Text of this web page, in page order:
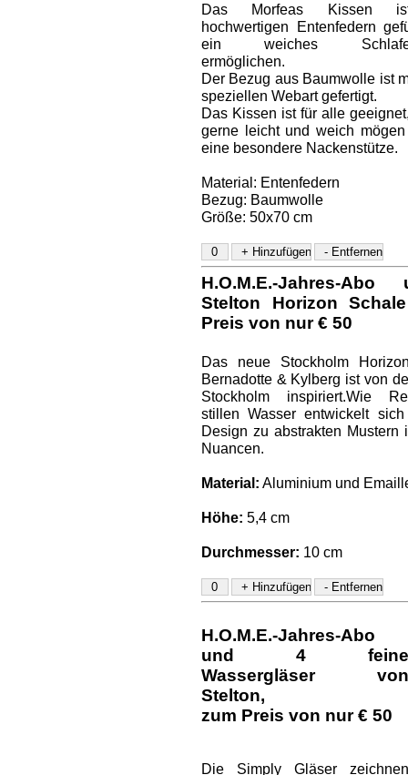
Das Morfeas Kissen
hochwertigen Entenfedern
ein weiches
ermöglichen.
Der Bezug aus Baumwolle ist
speziellen Webart gefertigt.
Das Kissen ist für alle
gerne leicht und weich
eine besondere Nackenstütze.
Material: Entenfedern
Bezug: Baumwolle
Größe: 50x70 cm
H.O.M.E.-Jahres-
Stelton Horizon
Preis von nur € 50
Das neue Stockholm
Bernadotte & Kylberg ist von
Stockholm inspiriert.Wie
stillen Wasser entwickelt
Design zu abstrakten Mustern
Nuancen.
Material: Aluminium und
Höhe: 5,4 cm
Durchmesser: 10 cm
H.O.M.E.-Jahres-Abo
und 4 feine
Wassergläser von
Stelton,
zum Preis von nur € 50
Die Simply Gläser zeichnen